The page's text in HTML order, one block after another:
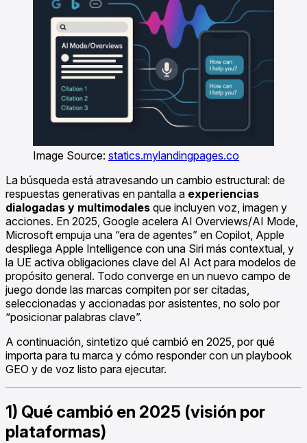
Image Source: statics.mylandingpages.co
La búsqueda está atravesando un cambio estructural: de
respuestas generativas en pantalla a experiencias
dialogadas y multimodales que incluyen voz, imagen y
acciones. En 2025, Google acelera AI Overviews/AI Mode,
Microsoft empuja una “era de agentes” en Copilot, Apple
despliega Apple Intelligence con una Siri más contextual, y
la UE activa obligaciones clave del AI Act para modelos de
propósito general. Todo converge en un nuevo campo de
juego donde las marcas compiten por ser citadas,
seleccionadas y accionadas por asistentes, no solo por
“posicionar palabras clave”.
A continuación, sintetizo qué cambió en 2025, por qué
importa para tu marca y cómo responder con un playbook
GEO y de voz listo para ejecutar.
1) Qué cambió en 2025 (visión por
plataformas)